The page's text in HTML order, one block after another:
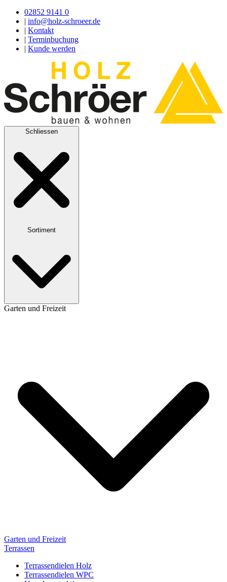
02852 9141 0
info@holz-schroeer.de
Kontakt
Terminbuchung
Kunde werden
Schliessen
Sortiment
Garten und Freizeit
Garten und Freizeit
Terrassen
Terrassendielen Holz
Terrassendielen WPC